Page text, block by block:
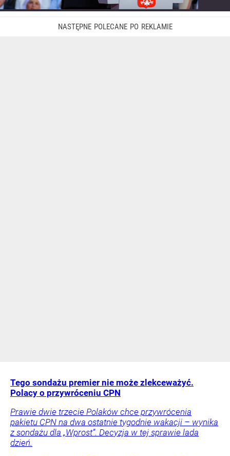
Tego sondażu premier nie może zlekceważyć.
Polacy o przywróceniu CPN
Prawie dwie trzecie Polaków chce przywrócenia
pakietu CPN na dwa ostatnie tygodnie wakacji – wynika
z sondażu dla „Wprost”. Decyzja w tej sprawie lada
dzień.